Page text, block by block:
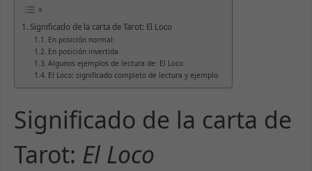
Significado de la carta de Tarot: El Loco
En posición normal:
En posición invertida
Algunos ejemplos de lectura de: El Loco
El Loco: significado completo de lectura y ejemplo
Significado de la carta de
Tarot: El Loco